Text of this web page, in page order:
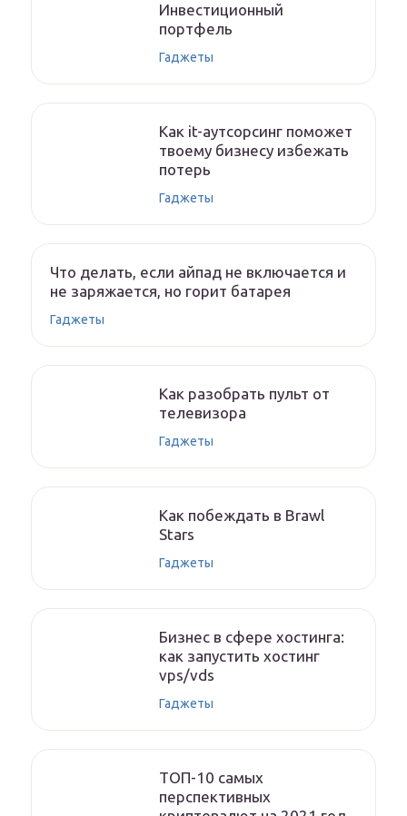
Инвестиционный
портфель
Гаджеты
Как it-аутсорсинг поможет
твоему бизнесу избежать
потерь
Гаджеты
Что делать, если айпад не включается и
не заряжается, но горит батарея
Гаджеты
Как разобрать пульт от
телевизора
Гаджеты
Как побеждать в Brawl
Stars
Гаджеты
Бизнес в сфере хостинга:
как запустить хостинг
vps/vds
Гаджеты
ТОП-10 самых
перспективных